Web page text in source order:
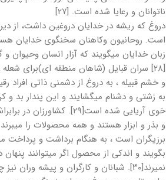
ناتوانان و رعایا شده است. [۲۷]
دروغ که ریشه در خدایان دروغین داشت، از
است. روحانیون وکاهنان سخنگوی خدایان
زبان خدایان میگویند که آزار انسان وحیوان
[۲۸] سران قبایل (شاهان منطقه ای)برای
و خشم قبیله ، به دروغ از دشمنی ذاتی افراد
به زشتی و دشنام میگشایند و این پندار بد و
خوی آریایی شده است[۲۹].
و بذر و ابزار هستند و همه محصولات را
برزیگران است ، به هنگام برداشت و پرداخت
بگویند و اندکی از محصول اگر میتوانند پنهان
نمیرند[۳۰]. شبانان و کارگران و پیشه